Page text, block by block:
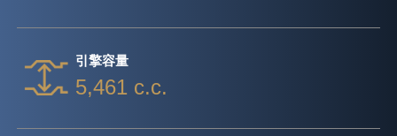
引擎容量
5,461 c.c.